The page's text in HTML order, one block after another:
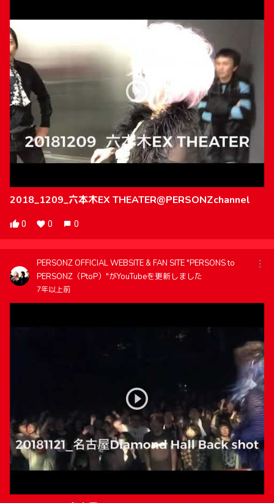
2018_1209_六本木EX THEATER@PERSONZchannel
0 0 0
PERSONZ OFFICIAL WEBSITE & FAN SITE "PERSONS to
PERSONZ（PtoP）"がYouTubeを更新しました
7年以上前